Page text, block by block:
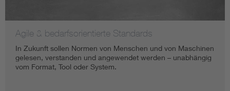
Agile & bedarfsorientierte Standards
In Zukunft sollen Normen von Menschen und von Maschinen
gelesen, verstanden und angewendet werden – unabhängig
vom Format, Tool oder System.